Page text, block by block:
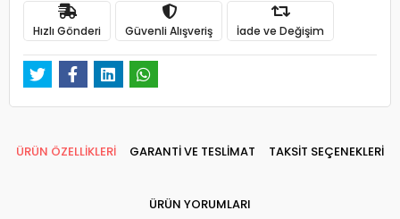
Hızlı Gönderi Güvenli Alışveriş İade ve Değişim
ÜRÜN ÖZELLİKLERİ GARANTİ VE TESLİMAT TAKSİT SEÇENEKLERİ
ÜRÜN YORUMLARI